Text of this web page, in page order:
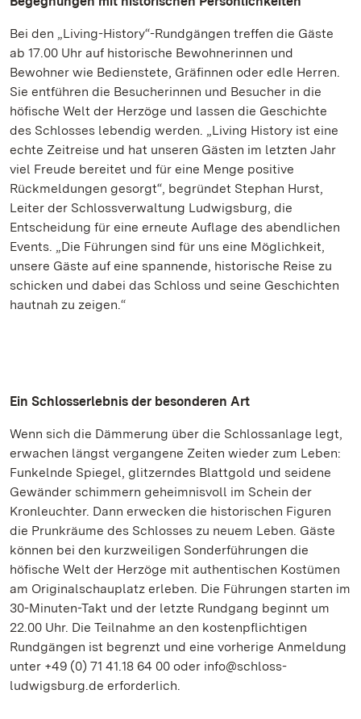
Bei den „Living-History“-Rundgängen treffen die Gäste
ab 17.00 Uhr auf historische Bewohnerinnen und
Bewohner wie Bedienstete, Gräfinnen oder edle Herren.
Sie entführen die Besucherinnen und Besucher in die
höfische Welt der Herzöge und lassen die Geschichte
des Schlosses lebendig werden. „Living History ist eine
echte Zeitreise und hat unseren Gästen im letzten Jahr
viel Freude bereitet und für eine Menge positive
Rückmeldungen gesorgt“, begründet Stephan Hurst,
Leiter der Schlossverwaltung Ludwigsburg, die
Entscheidung für eine erneute Auflage des abendlichen
Events. „Die Führungen sind für uns eine Möglichkeit,
unsere Gäste auf eine spannende, historische Reise zu
schicken und dabei das Schloss und seine Geschichten
hautnah zu zeigen.“
Ein Schlosserlebnis der besonderen Art
Wenn sich die Dämmerung über die Schlossanlage legt,
erwachen längst vergangene Zeiten wieder zum Leben:
Funkelnde Spiegel, glitzerndes Blattgold und seidene
Gewänder schimmern geheimnisvoll im Schein der
Kronleuchter. Dann erwecken die historischen Figuren
die Prunkräume des Schlosses zu neuem Leben. Gäste
können bei den kurzweiligen Sonderführungen die
höfische Welt der Herzöge mit authentischen Kostümen
am Originalschauplatz erleben. Die Führungen starten im
30-Minuten-Takt und der letzte Rundgang beginnt um
22.00 Uhr. Die Teilnahme an den kostenpflichtigen
Rundgängen ist begrenzt und eine vorherige Anmeldung
unter +49 (0) 71 41.18 64 00 oder info@schloss-
ludwigsburg.de erforderlich.